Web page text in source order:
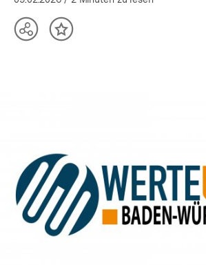
TeilenInhalt
In
Lightbox
öffnen